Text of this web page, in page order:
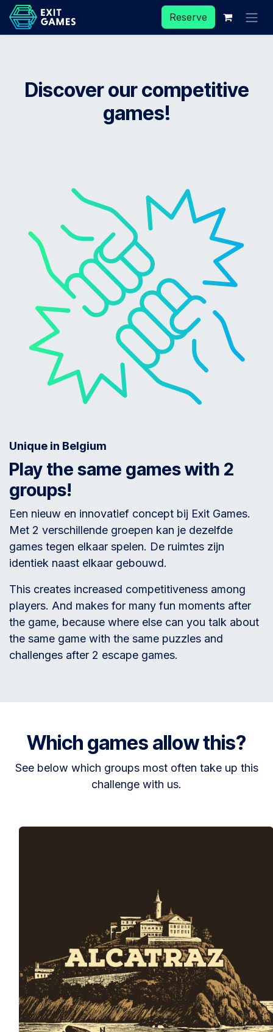
Skip to Content
Reserve
Discover our competitive
games!
Unique in Belgium
Play the same games with 2
groups!
Een nieuw en innovatief concept bij Exit Games.
Met 2 verschillende groepen kan je dezelfde
games tegen elkaar spelen. De ruimtes zijn
identiek naast elkaar gebouwd.
This creates increased competitiveness among
players. And makes for many fun moments after
the game, because where else can you talk about
the same game with the same puzzles and
challenges after 2 escape games.
Which games allow this?
See below which groups most often take up this
challenge with us.